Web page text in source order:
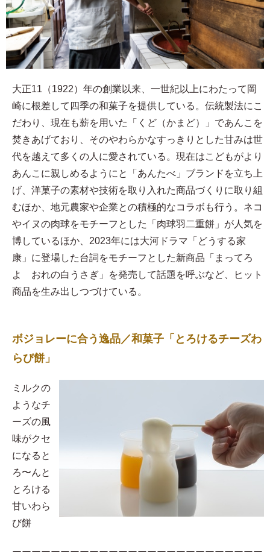
大正11（1922）年の創業以来、一世紀以上にわたって岡
崎に根差して四季の和菓子を提供している。伝統製法にこ
だわり、現在も薪を用いた「くど（かまど）」であんこを
焚きあげており、そのやわらかなすっきりとした甘みは世
代を越えて多くの人に愛されている。現在はこどもがより
あんこに親しめるようにと「あんたべ」ブランドを立ち上
げ、洋菓子の素材や技術を取り入れた商品づくりに取り組
むほか、地元農家や企業との積極的なコラボも行う。ネコ
やイヌの肉球をモチーフとした「肉球羽二重餅」が人気を
博しているほか、2023年には大河ドラマ「どうする家
康」に登場した台詞をモチーフとした新商品「まってろ
よ おれの白うさぎ」を発売して話題を呼ぶなど、ヒット
商品を生み出しつづけている。
ボジョレーに合う逸品／和菓子「とろけるチーズわ
らび餅」
​ミルクの
ようなチ
ーズの風
味がクセ
になると
ろ〜んと
とろける
甘いわら
び餅